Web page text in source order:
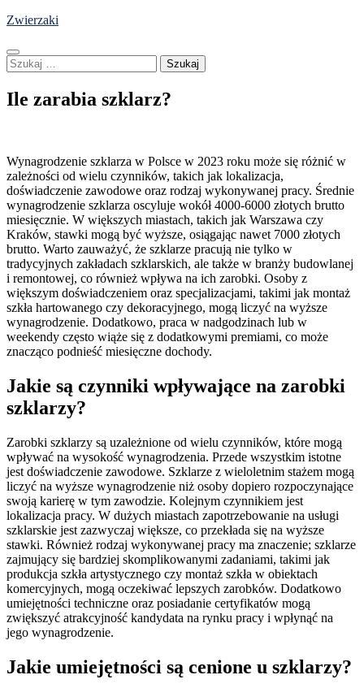
Skip
content
Zwierzaki
Szukaj:
Ile zarabia szklarz?
Wynagrodzenie szklarza w Polsce w 2023 roku może się różnić w
zależności od wielu czynników, takich jak lokalizacja,
doświadczenie zawodowe oraz rodzaj wykonywanej pracy. Średnie
wynagrodzenie szklarza oscyluje wokół 4000-6000 złotych brutto
miesięcznie. W większych miastach, takich jak Warszawa czy
Kraków, stawki mogą być wyższe, osiągając nawet 7000 złotych
brutto. Warto zauważyć, że szklarze pracują nie tylko w
tradycyjnych zakładach szklarskich, ale także w branży budowlanej
i remontowej, co również wpływa na ich zarobki. Osoby z
większym doświadczeniem oraz specjalizacjami, takimi jak montaż
szkła hartowanego czy dekoracyjnego, mogą liczyć na wyższe
wynagrodzenie. Dodatkowo, praca w nadgodzinach lub w
weekendy często wiąże się z dodatkowymi premiami, co może
znacząco podnieść miesięczne dochody.
Jakie są czynniki wpływające na zarobki
szklarzy?
Zarobki szklarzy są uzależnione od wielu czynników, które mogą
wpływać na wysokość wynagrodzenia. Przede wszystkim istotne
jest doświadczenie zawodowe. Szklarze z wieloletnim stażem mogą
liczyć na wyższe wynagrodzenie niż osoby dopiero rozpoczynające
swoją karierę w tym zawodzie. Kolejnym czynnikiem jest
lokalizacja pracy. W dużych miastach zapotrzebowanie na usługi
szklarskie jest zazwyczaj większe, co przekłada się na wyższe
stawki. Również rodzaj wykonywanej pracy ma znaczenie; szklarze
zajmujący się bardziej skomplikowanymi zadaniami, takimi jak
produkcja szkła artystycznego czy montaż szkła w obiektach
komercyjnych, mogą oczekiwać lepszych zarobków. Dodatkowo
umiejętności techniczne oraz posiadanie certyfikatów mogą
zwiększyć atrakcyjność kandydata na rynku pracy i wpłynąć na
jego wynagrodzenie.
Jakie umiejętności są cenione u szklarzy?